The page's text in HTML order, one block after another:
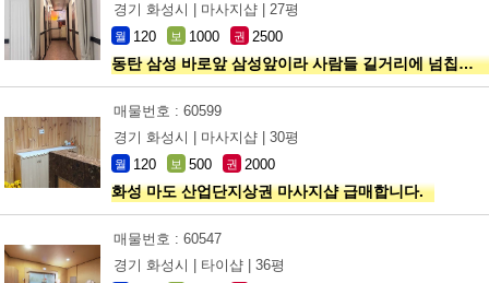
경기 화성시 |
마사지샵 | 27평
월 120 보 1000 권 2500
동탄 삼성 바로앞 삼성앞이라 사람들 길거리에 넘칩니다
매물번호 : 60599
경기 화성시 |
마사지샵 | 30평
월 120 보 500 권 2000
화성 마도 산업단지상권 마사지샵 급매합니다.
매물번호 : 60547
경기 화성시 |
타이샵 | 36평